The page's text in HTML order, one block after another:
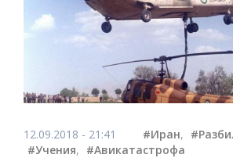
12.09.2018 - 21:41 #Иран,
#Учения, #Авикатастрофа